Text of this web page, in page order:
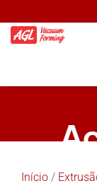
Início /